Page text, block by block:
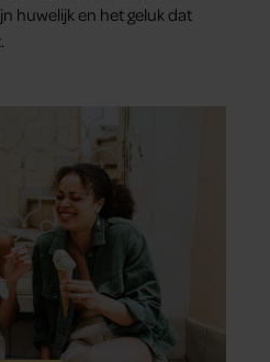
huwelijk en het geluk dat